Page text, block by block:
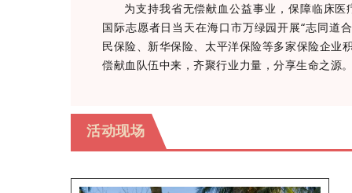
为支持我省无偿献血公益事业，保障临床
国际志愿者日当天在海口市万绿园开展“志同道
民保险、新华保险、太平洋保险等多家保险企业
偿献血队伍中来，齐聚行业力量，分享生命之源
活动现场